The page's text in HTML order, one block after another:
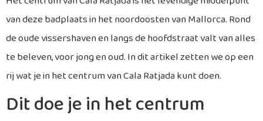
van deze badplaats in het noordoosten van Mallorca. Rond
de oude vissershaven en langs de hoofdstraat valt van alles
te beleven, voor jong en oud. In dit artikel zetten we op een
rij wat je in het centrum van Cala Ratjada kunt doen.
Dit doe je in het centrum